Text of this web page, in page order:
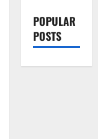
POPULAR
POSTS